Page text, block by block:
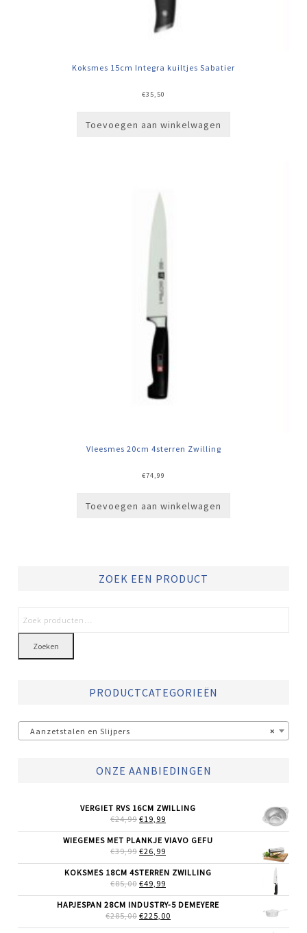
Koksmes 15cm Integra kuiltjes Sabatier
€35,50
Toevoegen aan winkelwagen
Vleesmes 20cm 4sterren Zwilling
€74,99
Toevoegen aan winkelwagen
ZOEK EEN PRODUCT
Zoeken
PRODUCTCATEGORIEËN
×
Aanzetstalen en Slijpers
ONZE AANBIEDINGEN
VERGIET RVS 16CM ZWILLING
€24,99 OORSPRONKELIJKE
WAS:
€24,99.
€19,99
IS:
WIEGEMES MET PLANKJE VIAVO GEFU
€39,99 OORSPRONKELIJKE
WAS:
€39,99.
€26,99
IS:
KOKSMES 18CM 4STERREN ZWILLING
€85,00 OORSPRONKELIJKE
WAS:
€85,00.
€49,99
IS:
€49,99.
HAPJESPAN 28CM INDUSTRY-5 DEMEYERE
€285,00 OORSPRONKELIJKE
€225,00